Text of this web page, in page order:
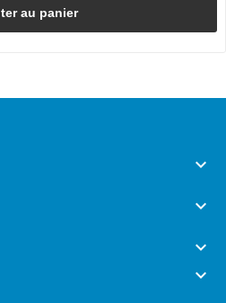
au panier



